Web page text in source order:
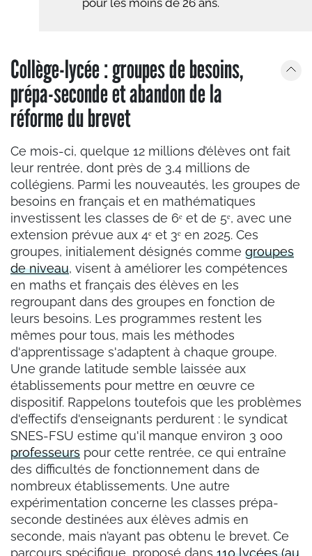
pour les moins de 26 ans.
Collège-lycée : groupes de besoins,
prépa-seconde et abandon de la
réforme du brevet
Ce mois-ci, quelque 12 millions d’élèves ont fait
leur rentrée, dont près de 3,4 millions de
collégiens. Parmi les nouveautés, les groupes de
besoins en français et en mathématiques
investissent les classes de 6ᵉ et de 5ᵉ, avec une
extension prévue aux 4ᵉ et 3ᵉ en 2025. Ces
groupes, initialement désignés comme groupes
de niveau, visent à améliorer les compétences
en maths et français des élèves en les
regroupant dans des groupes en fonction de
leurs besoins. Les programmes restent les
mêmes pour tous, mais les méthodes
d'apprentissage s'adaptent à chaque groupe.
Une grande latitude semble laissée aux
établissements pour mettre en œuvre ce
dispositif. Rappelons toutefois que les problèmes
d'effectifs d'enseignants perdurent : le syndicat
SNES-FSU estime qu'il manque environ 3 000
professeurs pour cette rentrée, ce qui entraîne
des difficultés de fonctionnement dans de
nombreux établissements. Une autre
expérimentation concerne les classes prépa-
seconde destinées aux élèves admis en
seconde, mais n’ayant pas obtenu le brevet. Ce